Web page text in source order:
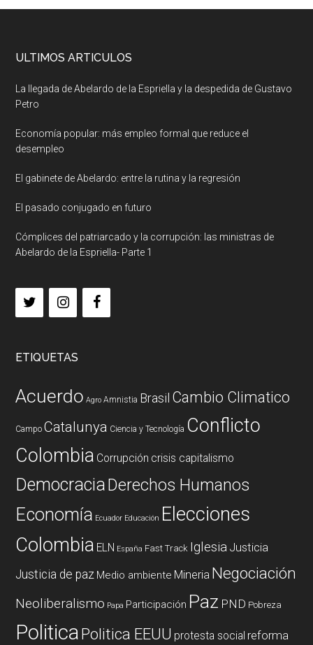
ULTIMOS ARTICULOS
La llegada de Abelardo de la Espriella y la despedida de Gustavo
Petro
Economía popular: más empleo formal que reduce el
desempleo
El gabinete de Abelardo: entre la rutina y la regresión
El pasado conjugado en futuro
Cómplices del patriarcado y la corrupción: las ministras de
Abelardo de la Espriella- Parte 1
ETIQUETAS
Acuerdo Agro Amnistia Brasil Cambio Climatico
Campo Catalunya Ciencia y Tecnología Conflicto
Colombia Corrupción crisis capitalismo
DemocraciaDerechos Humanos
Economía Ecuador Educación Elecciones
Colombia ELN España Fast Track Iglesia Justicia
Justicia de paz Medio ambiente Mineria Negociación
Neoliberalismo Papa Participación Paz PND Pobreza
PoliticaPolitica EEUU protesta social reforma